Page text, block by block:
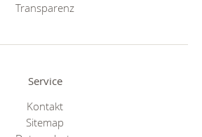
Transparenz
Service
Kontakt
Sitemap